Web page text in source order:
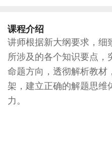
课程介绍
讲师根据新大纲要求，细
所涉及的各个知识要点，
命题方向，透彻解析教材
架，建立正确的解题思维
力。